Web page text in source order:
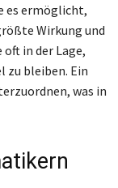
es ermöglicht,
Wirkung und
in der Lage,
zu bleiben. Ein
was in